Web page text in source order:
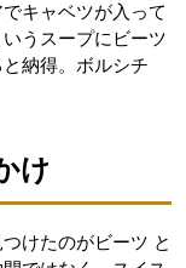
キャベツが入って
うスープにビーツ
納得。ボルシチ
け
けたのがビーツ と